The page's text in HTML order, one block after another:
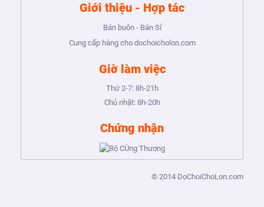
Giới thiệu - Hợp tác
Bán buôn - Bán Sỉ
Cung cấp hàng cho dochoicholon.com
Giờ làm việc
Thứ 2-7:8h-21h
Chủ nhật:8h-20h
Chứng nhận
© 2014 DoChoiChoLon.com